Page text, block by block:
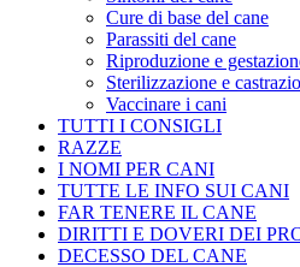
Cure di base del cane
Parassiti del cane
Riproduzione e
Sterilizzazione e
Vaccinare i cani
TUTTI I CONSIGLI
RAZZE
I NOMI PER CANI
TUTTE LE INFO SUI CANI
FAR TENERE IL CANE
DIRITTI E DOVERI DEI
DECESSO DEL CANE